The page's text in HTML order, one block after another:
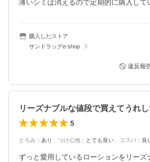
購入したストア
サンドラッグe-shop
違反報
リーズナブルな値段で買えてうれ
5
とろみ ： あり つけ心地 ： とても良い コスパ ： 良
ずっと愛用しているローションをリーズ